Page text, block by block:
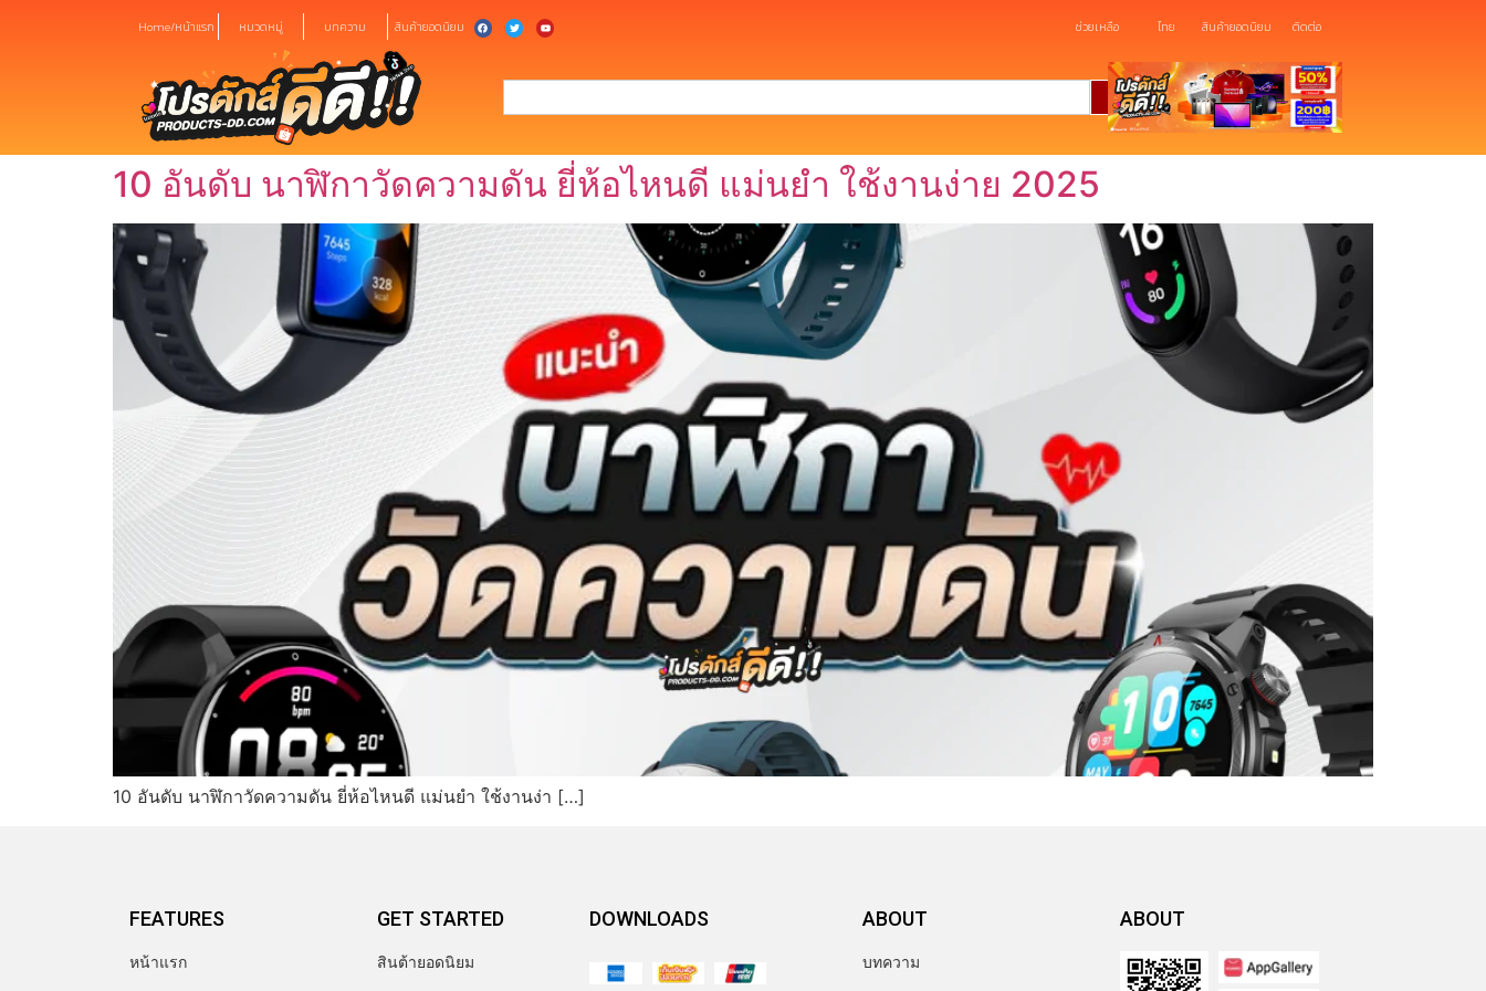
Home/หน้าแรก หมวดหมู่ บทความ สินค้ายอดนิยม ช่วยเหลือ ไทย สินค้ายอดนิยม ติดต่อ
10 อันดับ นาฬิกาวัดความดัน ยี่ห้อไหนดี แม่นยำ ใช้งานง่าย 2025
10 อันดับ นาฬิกาวัดความดัน ยี่ห้อไหนดี แม่นยำ ใช้งานง่า […]
FEATURES
หน้าแรก
GET STARTED
สินต้ายอดนิยม
DOWNLOADS ABOUT
บทความ
ABOUT